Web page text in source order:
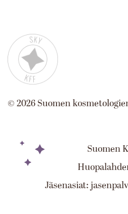
©2026Suomen
Suomen
Jäsenasiat: